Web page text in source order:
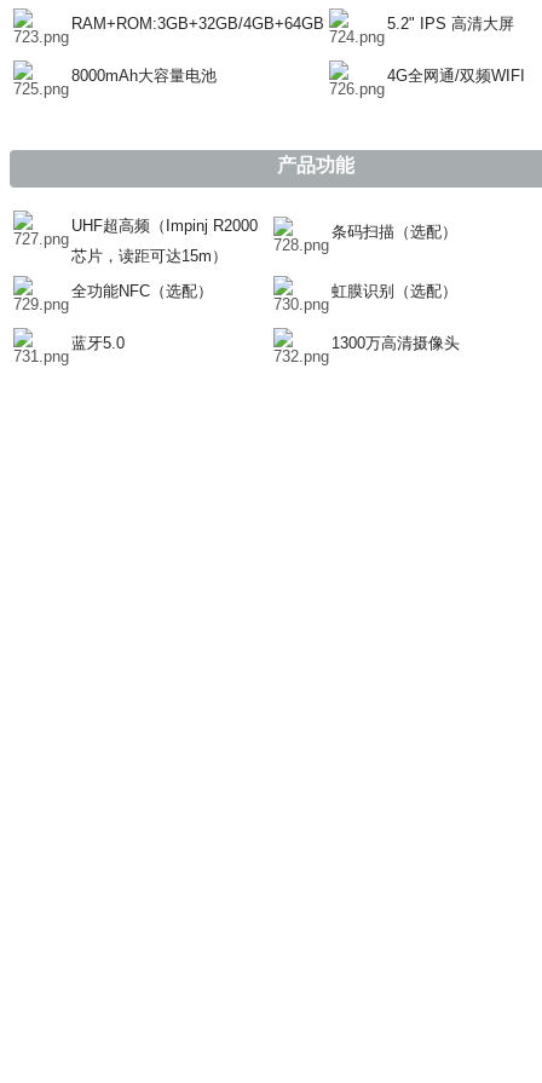
RAM+ROM:3GB+32GB/4GB+64GB
5.2" IPS 高清大屏
8000mAh大容量电池 4G全网通/双频WIFI
产品功能
UHF超高频（Impinj R2000
芯片，读距可达15m）
条码扫描（选配）
全功能NFC（选配） 虹膜识别（选配）
蓝牙5.0 1300万高清摄像头